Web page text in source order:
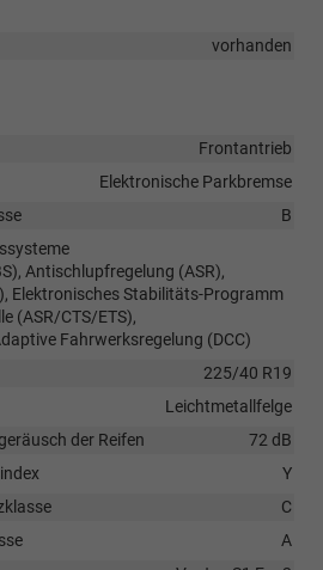
vorhanden
Frontantrieb
Elektronische Parkbremse
B
Antischlupfregelung (ASR),
Elektronisches Stabilitäts-Programm
(ASR/CTS/ETS),
Fahrwerksregelung (DCC)
225/40 R19
Leichtmetallfelge
der Reifen
72 dB
Y
C
A